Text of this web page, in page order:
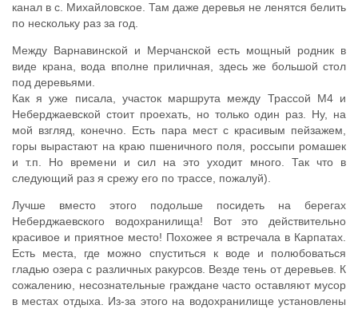
канал в с. Михайловское. Там даже деревья не ленятся белить
по нескольку раз за год.
Между Варнавинской и Мерчанской есть мощный родник в
виде крана, вода вполне приличная, здесь же большой стол
под деревьями.
Как я уже писала, участок маршрута между Трассой М4 и
Неберджаевской стоит проехать, но только один раз. Ну, на
мой взгляд, конечно. Есть пара мест с красивым пейзажем,
горы вырастают на краю пшеничного поля, россыпи ромашек
и т.п. Но времени и сил на это уходит много. Так что в
следующий раз я срежу его по трассе, пожалуй).
Лучше вместо этого подольше посидеть на берегах
Неберджаевского водохранилища! Вот это действительно
красивое и приятное место! Похожее я встречала в Карпатах.
Есть места, где можно спуститься к воде и полюбоваться
гладью озера с различных ракурсов. Везде тень от деревьев. К
сожалению, несознательные граждане часто оставляют мусор
в местах отдыха. Из-за этого на водохранилище установлены